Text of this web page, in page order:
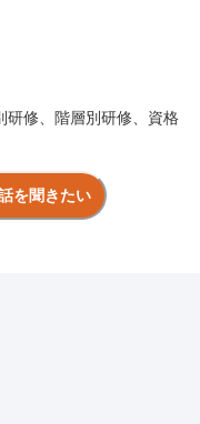
研修、階層別研修、資格
を聞きたい